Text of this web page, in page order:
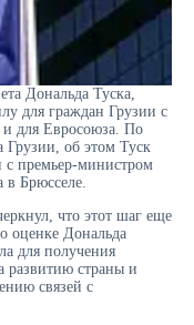
Дональда Туска,
для граждан Грузии с
и для Евросоюза. По
Грузии, об этом Туск
с премьер-министром
Брюсселе.
что этот шаг еще
оценке Дональда
для получения
развитию страны и
связей с